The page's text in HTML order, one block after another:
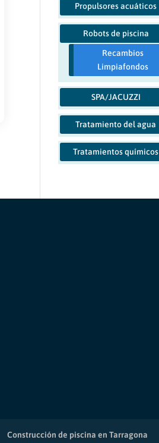
Propulsores acuáticos
Robots de piscina
Recambios
Limpiafondos
SPA/JACUZZI
Tratamiento del agua
Tratamientos químicos
Construcción de piscina en Tarragona